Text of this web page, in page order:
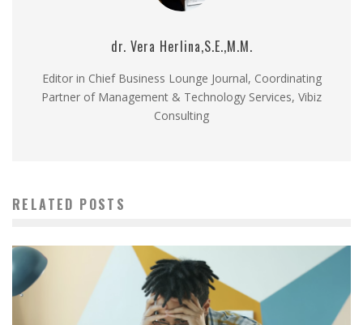
dr. Vera Herlina,S.E.,M.M.
Editor in Chief Business Lounge Journal, Coordinating
Partner of Management & Technology Services, Vibiz
Consulting
RELATED POSTS